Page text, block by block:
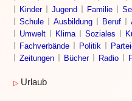
Kinder
Jugend Familie
Schule
Ausbildung Beruf
Umwelt
Klima Soziales
Fachverbände
Politik
Zeitungen
Bücher Radio
▷ Urlaub